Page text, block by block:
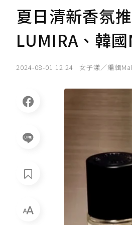
夏日清新香氛
LUMIRA、韓
2024-08-01 12:24 女子漾／編輯